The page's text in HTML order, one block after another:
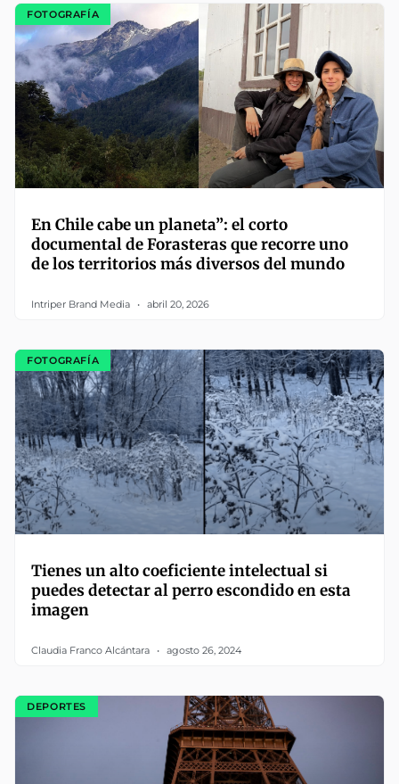
FOTOGRAFÍA
En Chile cabe un planeta”: el corto
documental de Forasteras que recorre uno
de los territorios más diversos del mundo
Intriper Brand Media abril 20, 2026
FOTOGRAFÍA
Tienes un alto coeficiente intelectual si
puedes detectar al perro escondido en esta
imagen
Claudia Franco Alcántara agosto 26, 2024
DEPORTES